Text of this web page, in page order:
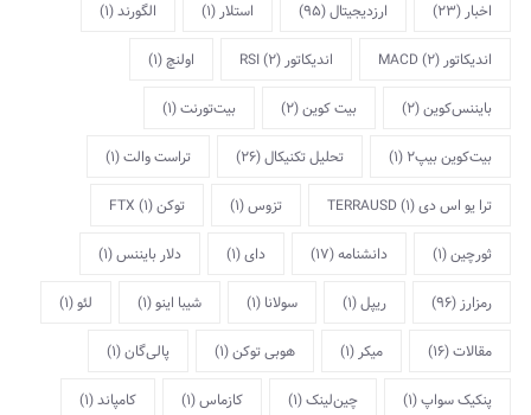
اخبار (23) ارزدیجیتال(95) استلار (1) الگورند(1)
اندیکاتور MACD (2) اندیکاتور RSI (2) اولنچ(1)
بایننس‌کوین(2) بیت کوین(2) بیت‌تورنت(1)
بیت‌کوین بیپ2 (1) تحلیل تکنیکال(26) تراست والت(1)
ترا یو اس دی TERRAUSD(1) تزوس(1) توکن FTX(1)
ثورچین(1) دانشنامه(17) دای(1) دلار بایننس(1)
رمزارز (96) ریپل(1) سولانا (1) شیبا اینو(1) لئو(1)
مقالات(16) میکر (1) هوبی توکن(1) پالی‌گان(1)
پنکیک سواپ(1) چین‌لینک(1) کازماس(1) کامپاند(1)